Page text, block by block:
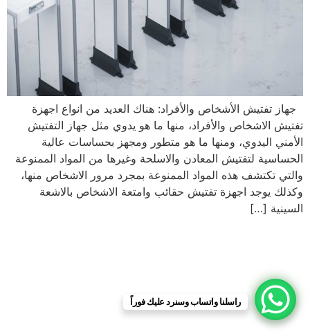
جهاز تفتيش الأشخاص والأفراد: هناك العديد من انواع اجهزة
تفتيش الاشخاص والأفراد، منها ما هو يدوي مثل جهاز التفتيش
الأمني اليدوي، ومنها ما هو متطور ومجهز بحساسات عالية
الحساسية لتفتيش المعادن والاسلحة وغيرها من المواد الممنوعة
والتي تكتشف هذه المواد الممنوعة بمجرد مرور الاشخاص منها،
وكذلك يوجد اجهزة تفتيش حقائب وامتعة الاشخاص بالاشعة
السينية […]
راسلنا واتساب وسنرد عليك فوراً